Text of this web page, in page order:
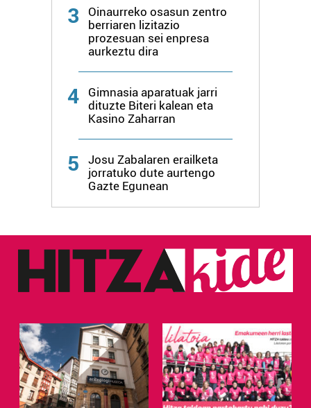
3
Oinaurreko osasun zentro
berriaren lizitazio
prozesuan sei enpresa
aurkeztu dira
4
Gimnasia aparatuak jarri
dituzte Biteri kalean eta
Kasino Zaharran
5
Josu Zabalaren erailketa
jorratuko dute aurtengo
Gazte Egunean